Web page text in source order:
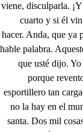
viene, disculparla.
cuarto y si él
hacer. Anda, que ya
hable palabra.
que usté dijo.
porque
esportillero tan
no la hay en el
santa. Dos mil